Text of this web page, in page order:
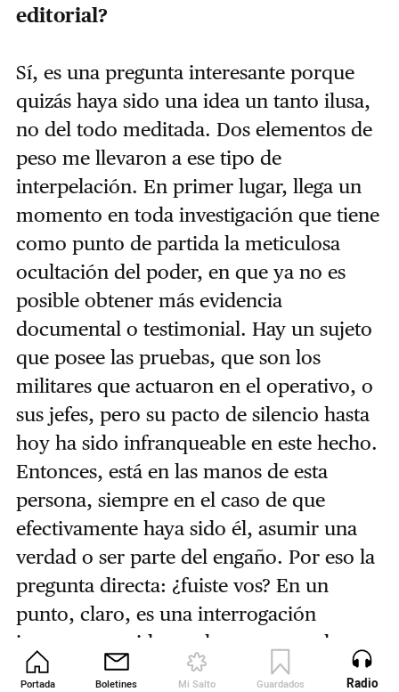
Portada Boletines Mi Salto Guardados Revista
editorial?
Sí, es una pregunta interesante porque
quizás haya sido una idea un tanto ilusa,
no del todo meditada. Dos elementos de
peso me llevaron a ese tipo de
interpelación. En primer lugar, llega un
momento en toda investigación que tiene
como punto de partida la meticulosa
ocultación del poder, en que ya no es
posible obtener más evidencia
documental o testimonial. Hay un sujeto
que posee las pruebas, que son los
militares que actuaron en el operativo, o
sus jefes, pero su pacto de silencio hasta
hoy ha sido infranqueable en este hecho.
Entonces, está en las manos de esta
persona, siempre en el caso de que
efectivamente haya sido él, asumir una
verdad o ser parte del engaño. Por eso la
pregunta directa: ¿fuiste vos? En un
punto, claro, es una interrogación
ingenua, movida por la esperanza de
llegar a destino.
Radio